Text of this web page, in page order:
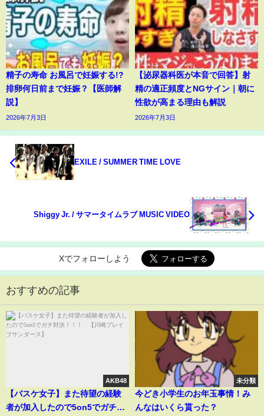
精子の寿命 お風呂で妊娠する!?
排卵何日前まで妊娠？【医師解
説】
2026年7月3日
【泌尿器科医が本音で回答】射
精の適正頻度とNGサイン｜朝に
性欲が高まる理由も解説
2026年7月3日
EXILE / SUMMER TIME LOVE
Shiggy Jr. / サマータイムラブ MUSIC VIDEO
Xでフォローしよう
おすすめの記事
AKB48
【バスケ女子】また待望の経験
者が加入したので5on5でガチ対
未分類
今どき小学生のお年玉事情！み
んなはいくら貰った？